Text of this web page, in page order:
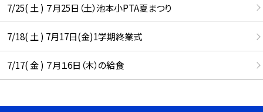
7/25( 土 ) ７月25日（土）池本小PTA夏まつり
7/18( 土 ) 7月17日(金)1学期終業式
7/17( 金 ) ７月１6日（木）の給食